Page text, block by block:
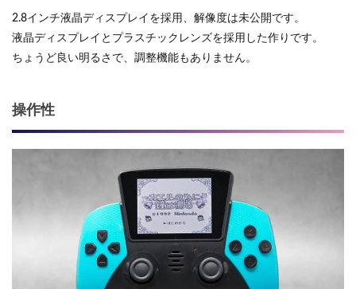
2.8インチ液晶ディスプレイを採用、解像度は未公開です。
液晶ディスプレイとプラスチックレンズを採用した作りです。
ちょうど良い明るさで、調整機能もありません。
操作性